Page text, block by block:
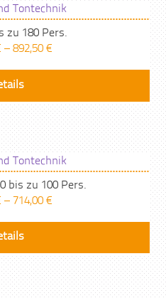
zu 180 Pers.
– 892,50 €
bis zu 100 Pers.
– 714,00 €